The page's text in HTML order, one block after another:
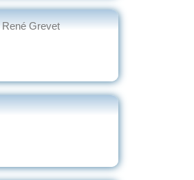
Grevet